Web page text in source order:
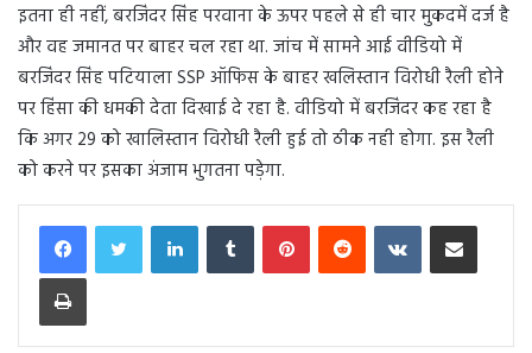
इतना ही नहीं, बरजिंदर सिंह परवाना के ऊपर पहले से ही चार मुकदमें दर्ज है
और वह जमानत पर बाहर चल रहा था. जांच में सामने आई वीडियो में
बरजिंदर सिंह पटियाला SSP ऑफिस के बाहर खलिस्तान विरोधी रैली होने
पर हिंसा की धमकी देता दिखाई दे रहा है. वीडियो में बरजिंदर कह रहा है
कि अगर 29 को खालिस्तान विरोधी रैली हुई तो ठीक नही होगा. इस रैली
को करने पर इसका अंजाम भुगतना पड़ेगा.
LinkedInTumblr PinterestReddit VKontakteShare via Email
Print